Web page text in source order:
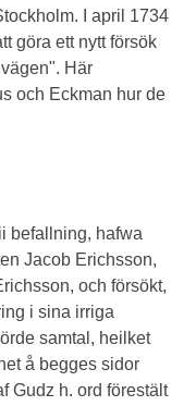
I april 1734
göra ett nytt försök
Här
och Eckman hur de
befallning, hafwa
Jacob Erichsson,
och försökt,
i sina irriga
samtal, heilket
å begges sidor
Gudz h. ord förestält